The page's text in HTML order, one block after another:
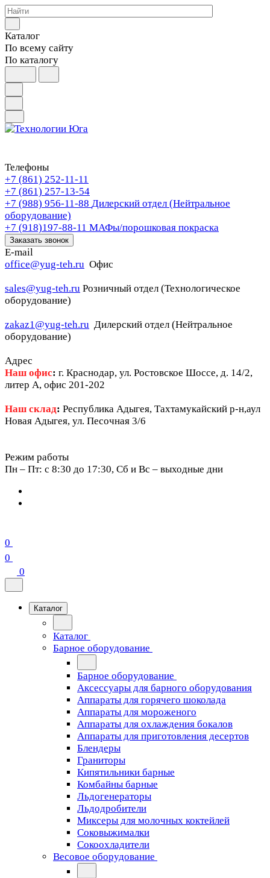
Каталог
По всему сайту
По каталогу
Телефоны
+7 (861) 252-11-11
+7 (861) 257-13-54
+7 (988) 956-11-88 Дилерский отдел (Нейтральное
оборудование)
+7 (918)197-88-11 МАФы/порошковая покраска
Заказать звонок
E-mail
office@yug-teh.ru Офис
sales@yug-teh.ru Розничный отдел (Технологическое
оборудование)
zakaz1@yug-teh.ru Дилерский отдел (Нейтральное
оборудование)
Адрес
Наш офис: г. Краснодар, ул. Ростовское Шоссе, д. 14/2,
литер А, офис 201-202
Наш склад: Республика Адыгея, Тахтамукайский р-н,аул
Новая Адыгея, ул. Песочная 3/6
Режим работы
Пн – Пт: c 8:30 до 17:30, Сб и Вс – выходные дни
0
0
0
Каталог
Каталог
Барное оборудование
Барное оборудование
Аксессуары для барного оборудования
Аппараты для горячего шоколада
Аппараты для мороженого
Аппараты для охлаждения бокалов
Аппараты для приготовления десертов
Блендеры
Граниторы
Кипятильники барные
Комбайны барные
Льдогенераторы
Льдодробители
Миксеры для молочных коктейлей
Соковыжималки
Сокоохладители
Весовое оборудование